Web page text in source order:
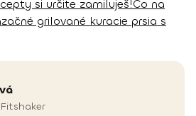
si určite zamiluješ!Čo na
grilované kuracie prsia s